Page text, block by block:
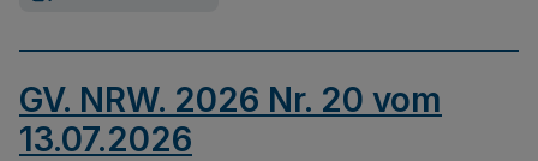
GV. NRW. 2026 Nr. 20 vom
13.07.2026